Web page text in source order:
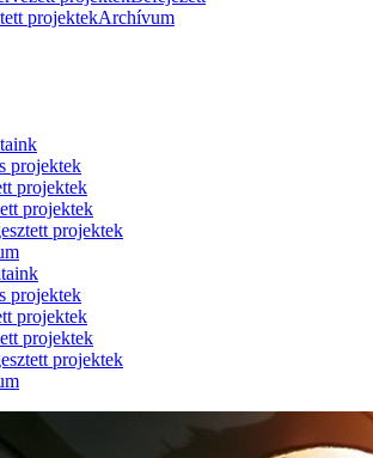
projektekArchívum
projektek
projektek
projektek
projektek
projektek
projektek
projektek
projektek